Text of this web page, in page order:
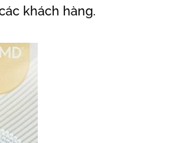
khách hàng.